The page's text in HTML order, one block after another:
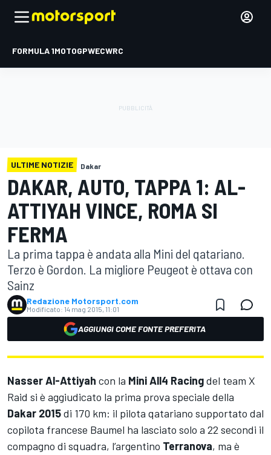
FORMULA 1MOTOGPWECWRC
ULTIME NOTIZIE Dakar
DAKAR, AUTO, TAPPA 1: AL-
ATTIYAH VINCE, ROMA SI
FERMA
La prima tappa è andata alla Mini del qatariano.
Terzo è Gordon. La migliore Peugeot è ottava con
Sainz
Redazione Motorsport.com
Modificato: 14 mag 2015, 11:01
AGGIUNGI COME FONTE PREFERITA
Nasser Al-Attiyah con la Mini All4 Racingdel team X
Raid si è aggiudicato la prima prova speciale della
Dakar 2015di 170 km: il pilota qatariano supportato dal
copilota francese Baumel ha lasciato solo a 22 secondi il
compagno di squadra, l’argentino Terranova, ma è